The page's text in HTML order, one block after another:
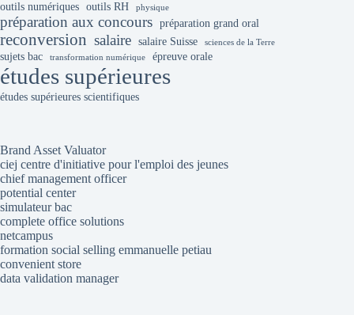
outils numériques outils RH physique
préparation aux concours préparation grand oral
reconversion salaire salaire Suisse sciences de la Terre
sujets bac transformation numérique épreuve orale
études supérieures
études supérieures scientifiques
Brand Asset Valuator
ciej centre d'initiative pour l'emploi des jeunes
chief management officer
potential center
simulateur bac
complete office solutions
netcampus
formation social selling emmanuelle petiau
convenient store
data validation manager